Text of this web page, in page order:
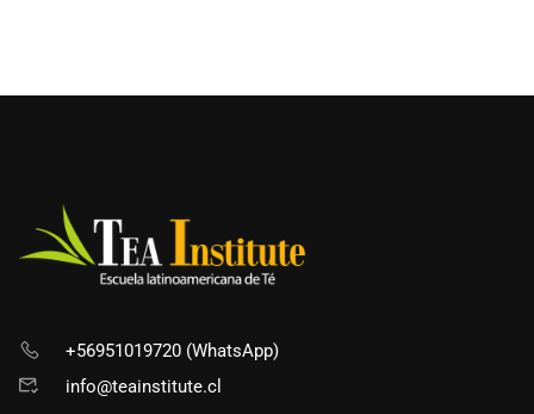
+56951019720 (WhatsApp)
info@teainstitute.cl